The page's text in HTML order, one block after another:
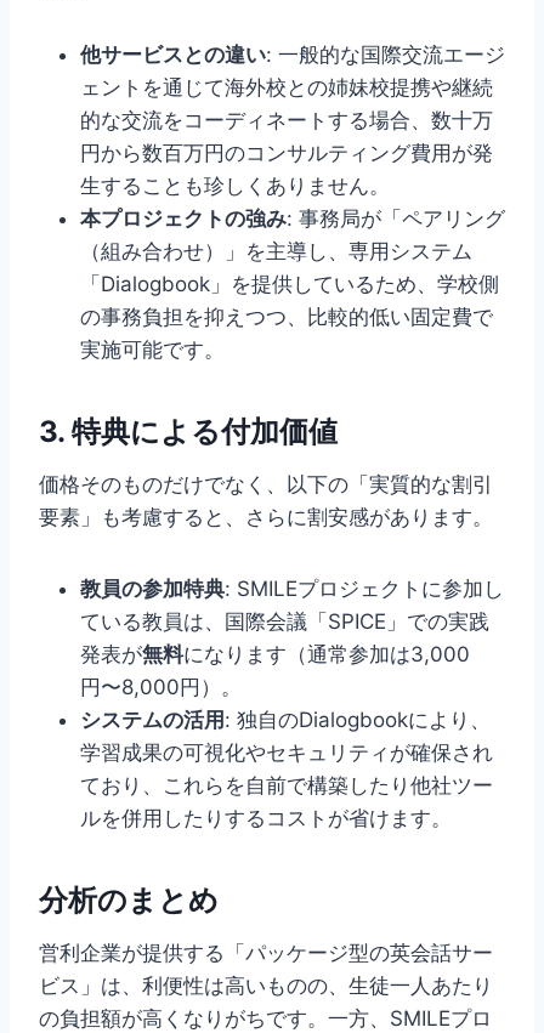
他サービスとの違い: 一般的な国際交流エージ
ェントを通じて海外校との姉妹校提携や継続
的な交流をコーディネートする場合、数十万
円から数百万円のコンサルティング費用が発
生することも珍しくありません。
本プロジェクトの強み: 事務局が「ペアリング
（組み合わせ）」を主導し、専用システム
「Dialogbook」を提供しているため、学校側
の事務負担を抑えつつ、比較的低い固定費で
実施可能です。
3. 特典による付加価値
価格そのものだけでなく、以下の「実質的な割引
要素」も考慮すると、さらに割安感があります。
教員の参加特典: SMILEプロジェクトに参加し
ている教員は、国際会議「SPICE」での実践
発表が無料になります（通常参加は3,000
円〜8,000円）。
システムの活用 : 独自のDialogbookにより、
学習成果の可視化やセキュリティが確保され
ており、これらを自前で構築したり他社ツー
ルを併用したりするコストが省けます。
分析のまとめ
営利企業が提供する「パッケージ型の英会話サー
ビス」は、利便性は高いものの、生徒一人あたり
の負担額が高くなりがちです。一方、SMILEプロ